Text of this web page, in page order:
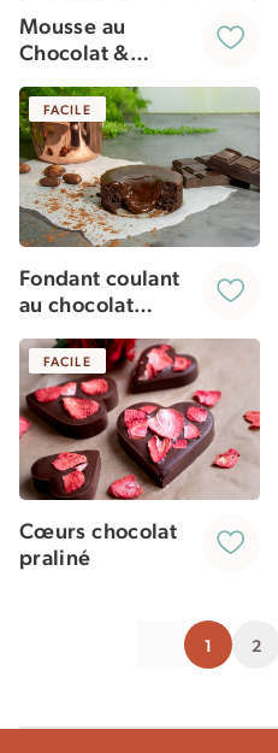
Mousse au
Chocolat &
l’Aquafaba
[vegan]
FACILE
Fondant coulant
au chocolat
FACILE
Cœurs chocolat
praliné
Page précédente
1 2